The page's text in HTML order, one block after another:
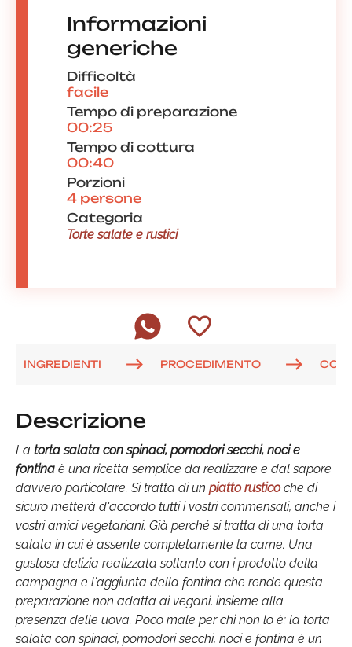
Informazioni
generiche
Difficoltà
facile
Tempo di preparazione
00:25
Tempo di cottura
00:40
Porzioni
4 persone
Categoria
Torte salate e rustici
INGREDIENTI PROCEDIMENTO
Descrizione
La torta salata con spinaci, pomodori secchi, noci e
fontina è una ricetta semplice da realizzare e dal sapore
davvero particolare. Si tratta di un piatto rusticoche di
sicuro metterà d'accordo tutti i vostri commensali, anche i
vostri amici vegetariani. Già perché si tratta di una torta
salata in cui è assente completamente la carne. Una
gustosa delizia realizzata soltanto con i prodotto della
campagna e l'aggiunta della fontina che rende questa
preparazione non adatta ai vegani, insieme alla
presenza delle uova. Poco male per chi non lo è: la torta
salata con spinaci, pomodori secchi, noci e fontina è un